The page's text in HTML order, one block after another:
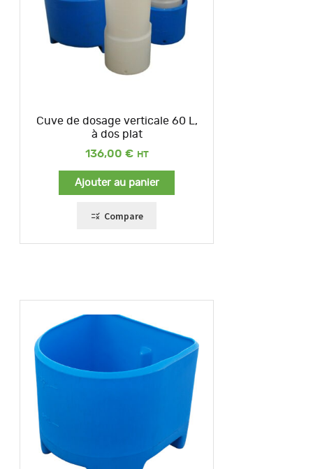
Cuve de dosage verticale 60 L,
à dos plat
136,00 €
Ajouter au panier
Compare